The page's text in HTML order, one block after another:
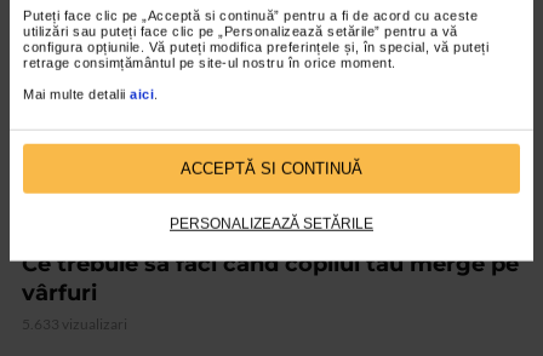
Puteți face clic pe „Acceptă si continuă” pentru a fi de acord cu aceste
utilizări sau puteți face clic pe „Personalizează setările” pentru a vă
configura opțiunile. Vă puteți modifica preferințele și, în special, vă puteți
retrage consimțământul pe site-ul nostru în orice moment.
Mai multe detalii aici.
ACCEPTĂ SI CONTINUĂ
PERSONALIZEAZĂ SETĂRILE
Ce trebuie să faci când copilul tău merge pe
vârfuri
5.633 vizualizari